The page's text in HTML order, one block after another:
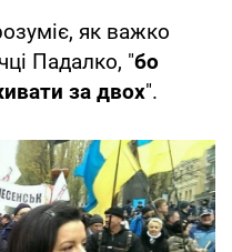
як важко
Падалко, "бо
за двох".